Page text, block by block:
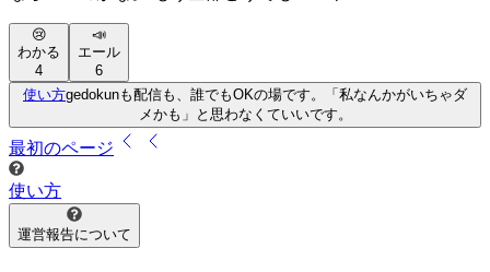
😢
わかる
4
📣
エール
6
使い方gedokunも配信も、誰でもOKの場です。「私なんかがいちゃダ
メかも」と思わなくていいです。
最初のページ
使い方
運営報告について